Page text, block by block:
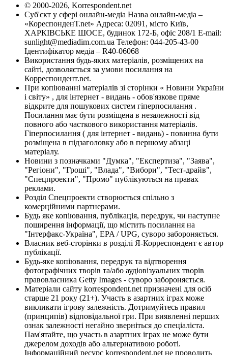
© 2000-2026, Korrespondent.net
Суб'єкт у сфері онлайн-медіа Назва онлайн-медіа –
«КореспонденТ.net» Адреса: 02091, місто Київ,
ХАРКІВСЬКЕ ШОСЕ, будинок 172-Б, офіс 208/1 E-mail:
sunlight@mediadim.com.ua Телефон: 044-205-43-00
Ідентифікатор медіа – R40-06068
Використання будь-яких матеріалів, розміщених на
сайті, дозволяється за умови посилання на
Корреспондент.net.
При копіюванні матеріалів зі сторінки « Новини України
і світу» , для інтернет - видань - обов'язкове пряме
відкрите для пошукових систем гіперпосилання .
Посилання має бути розміщена в незалежності від
повного або часткового використання матеріалів.
Гіперпосилання ( для інтернет - видань) - повинна бути
розміщена в підзаголовку або в першому абзаці
матеріалу.
Новини з позначками "Думка", "Експертиза", "Заява",
"Регіони", "Гроші", "Влада", "Вибори", "Тест-драйв",
"Спецпроекти", "Промо" публікуються на правах
реклами.
Розділ Спецпроекти створюється спільно з
комерційними партнерами.
Будь яке копіювання, публікація, передрук, чи наступне
поширення інформації, що містить посилання на
"Інтерфакс-Україна", EPA / UPG, суворо забороняється.
Власник веб-сторінки в розділі Я-Корреспондент є автор
публікації.
Будь-яке копіювання, передрук та відтворення
фотографічних творів та/або аудіовізуальних творів
правовласника Getty Images - суворо забороняється.
Матеріали сайту korrespondent.net призначені для осіб
старше 21 року (21+). Участь в азартних іграх може
викликати ігрову залежність. Дотримуйтесь правил
(принципів) відповідальної гри. При виявленні перших
ознак залежності негайно зверніться до спеціаліста.
Пам'ятайте, що участь в азартних іграх не може бути
джерелом доходів або альтернативою роботі.
Інформаційний ресурс korrespondent.net не проводить